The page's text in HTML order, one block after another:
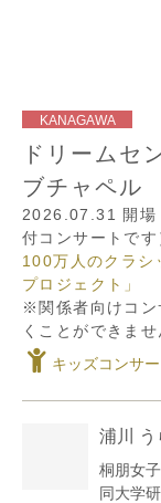
ドリームセ
ブチャペル
2026.07.31 開
付コンサートです
100万人のクラシ
プロジェクト」
※関係者向けコン
くことができませ
キッズコンサー
浦川 う
桐朋女
同大学